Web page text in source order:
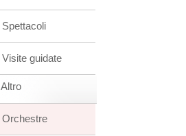
Spettacoli
Visite guidate
Altro
Orchestre